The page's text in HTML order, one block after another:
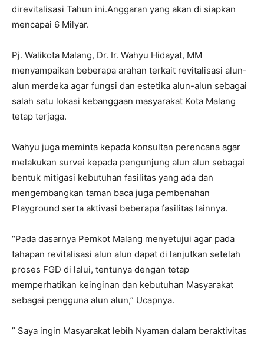
direvitalisasi Tahun ini.Anggaran yang akan di siapkan
mencapai 6 Milyar.
Pj. Walikota Malang, Dr. Ir. Wahyu Hidayat, MM
menyampaikan beberapa arahan terkait revitalisasi alun-
alun merdeka agar fungsi dan estetika alun-alun sebagai
salah satu lokasi kebanggaan masyarakat Kota Malang
tetap terjaga.
Wahyu juga meminta kepada konsultan perencana agar
melakukan survei kepada pengunjung alun alun sebagai
bentuk mitigasi kebutuhan fasilitas yang ada dan
mengembangkan taman baca juga pembenahan
Playground serta aktivasi beberapa fasilitas lainnya.
“Pada dasarnya Pemkot Malang menyetujui agar pada
tahapan revitalisasi alun alun dapat di lanjutkan setelah
proses FGD di lalui, tentunya dengan tetap
memperhatikan keinginan dan kebutuhan Masyarakat
sebagai pengguna alun alun,” Ucapnya.
” Saya ingin Masyarakat lebih Nyaman dalam beraktivitas